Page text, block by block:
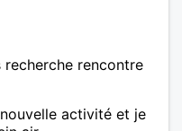
rencontre
activité et je